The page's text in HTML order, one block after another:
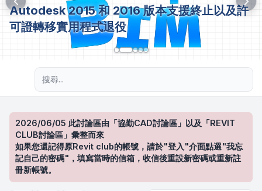
Autodesk 2015 和 2016 版本支援終止以及許
可證轉移實用程式退役
2026/06/05 此討論區由「協勤CAD討論區」以及「REVIT
CLUB討論區」彙整而來
如果您還記得原Revit club的帳號，請於"登入"介面點選"我忘
記自己的密碼"，填寫當時的信箱，收信後重設新密碼或重新註
冊新帳號。